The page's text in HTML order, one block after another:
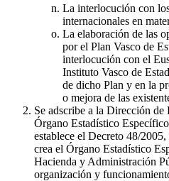
La interlocución con
internacionales en
La elaboración de las
por el Plan Vasco de
interlocución con el
Instituto Vasco de
de dicho Plan y en la
o mejora de las
Se adscribe a la Dirección
Órgano Estadístico
establece el Decreto 48/
crea el Órgano Estadístico
Hacienda y Administración
organización y